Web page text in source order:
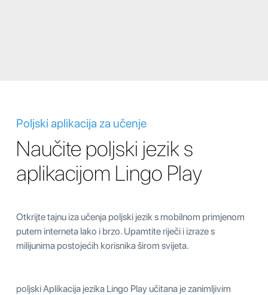
Poljski aplikacija za učenje
Naučite poljski jezik s
aplikacijom Lingo Play
Otkrijte tajnu iza učenja poljski jezik s mobilnom primjenom
putem interneta lako i brzo. Upamtite riječi i izraze s
milijunima postojećih korisnika širom svijeta.
poljski Aplikacija jezika Lingo Play učitana je zanimljivim